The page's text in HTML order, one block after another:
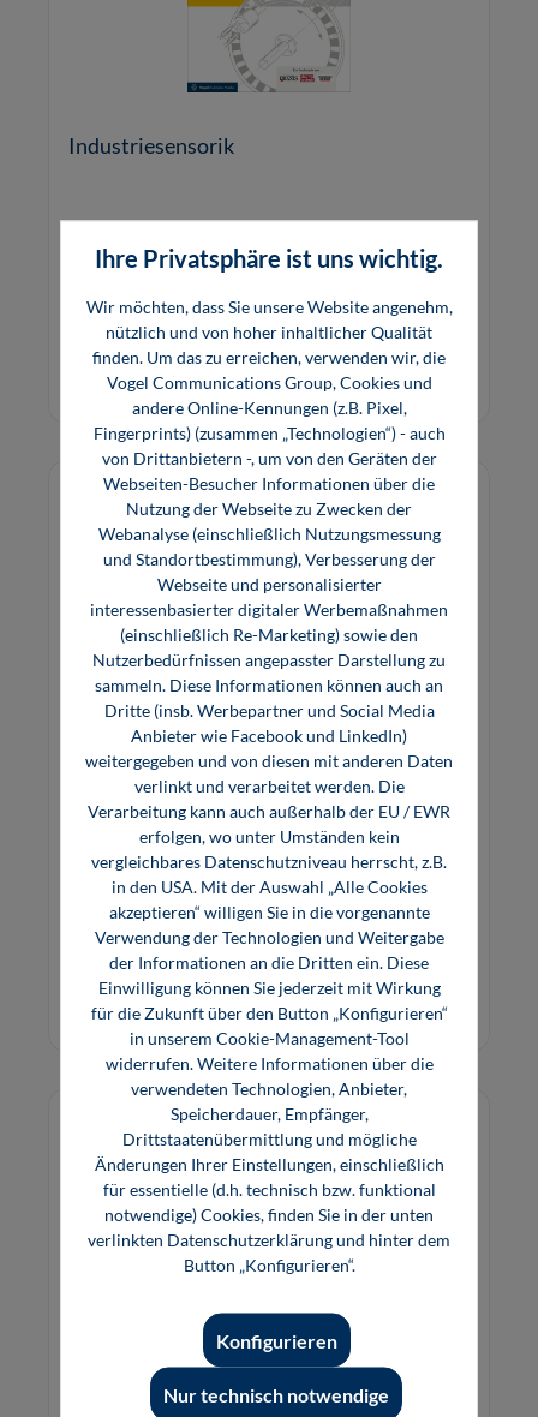
Industriesensorik
wichtigsten Sensortypen.
49,80 €*
Buch
39,99 €*
E-Book (PDF)
LOGO!-Kurs
Dieses Buch erklärt Einsteigern und Praktikern
den Umgang mit dem Steuerrelais LOGO! der
Firma Siemens einfach und umfassend. Von
Beginn an werden neben den Stromlauf-,
Funktions- und Kontaktplänen die Symbole der
Digitaltechnik verwendet. Die Eingabe all
19,99 €*
E-Book (PDF)
Industrieroboter
Ihre Privatsphäre ist uns wichtig.
Wir möchten, dass Sie unsere Website angenehm,
nützlich und von hoher inhaltlicher Qualität
finden. Um das zu erreichen, verwenden wir, die
Vogel Communications Group, Cookies und
andere Online-Kennungen (z.B. Pixel,
Fingerprints) (zusammen „Technologien“) - auch
von Drittanbietern -, um von den Geräten der
Webseiten-Besucher Informationen über die
Nutzung der Webseite zu Zwecken der
Webanalyse (einschließlich Nutzungsmessung
und Standortbestimmung), Verbesserung der
Webseite und personalisierter
interessenbasierter digitaler Werbemaßnahmen
(einschließlich Re-Marketing) sowie den
Nutzerbedürfnissen angepasster Darstellung zu
sammeln. Diese Informationen können auch an
Dritte (insb. Werbepartner und Social Media
Anbieter wie Facebook und LinkedIn)
weitergegeben und von diesen mit anderen Daten
verlinkt und verarbeitet werden. Die
Verarbeitung kann auch außerhalb der EU / EWR
erfolgen, wo unter Umständen kein
vergleichbares Datenschutzniveau herrscht, z.B.
in den USA. Mit der Auswahl „Alle Cookies
akzeptieren“ willigen Sie in die vorgenannte
Verwendung der Technologien und Weitergabe
der Informationen an die Dritten ein. Diese
Einwilligung können Sie jederzeit mit Wirkung
für die Zukunft über den Button „Konfigurieren“
in unserem Cookie-Management-Tool
widerrufen. Weitere Informationen über die
verwendeten Technologien, Anbieter,
Speicherdauer, Empfänger,
Drittstaatenübermittlung und mögliche
Änderungen Ihrer Einstellungen, einschließlich
für essentielle (d.h. technisch bzw. funktional
notwendige) Cookies, finden Sie in der unten
verlinkten Datenschutzerklärung und hinter dem
Button „Konfigurieren“.
Nur technisch notwendige
Konfigurieren